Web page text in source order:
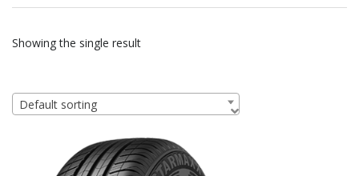
Showing the single result
Default sorting